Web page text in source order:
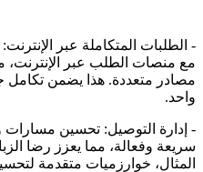
- الطلبات المتكاملة عبر
مع منصات الطلب عبر الإنترنت،
مصادر متعددة. هذا يضمن تكامل
واحد.
- إدارة التوصيل: تحسين
سريعة وفعالة، مما يعزز رضا
المثال، خوارزميات متقدمة